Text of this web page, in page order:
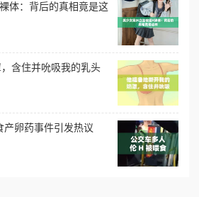
体：背后的真相竟是这
含住并吮吸我的乳头
产卵药事件引发热议